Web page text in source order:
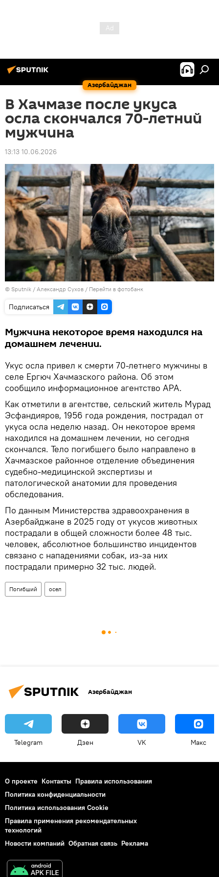
Азербайджан
В Хачмазе после укуса
осла скончался 70-летний
мужчина
13:13 10.06.2026
© Sputnik / Александр Сухов / Перейти в фотобанк
Подписаться
Мужчина некоторое время находился на
домашнем лечении.
Укус осла привел к смерти 70-летнего мужчины в
селе Ергюч Хачмазского района. Об этом
сообщило информационное агентство APA.
Как отметили в агентстве, сельский житель Мурад
Эсфандияров, 1956 года рождения, пострадал от
укуса осла неделю назад. Он некоторое время
находился на домашнем лечении, но сегодня
скончался. Тело погибшего было направлено в
Хачмазское районное отделение объединения
судебно-медицинской экспертизы и
патологической анатомии для проведения
обследования.
По данным Министерства здравоохранения в
Азербайджане в 2025 году от укусов животных
пострадали в общей сложности более 48 тыс.
человек, абсолютное большинство инцидентов
связано с нападениями собак, из-за них
пострадали примерно 32 тыс. людей.
Погибший осел
Азербайджан
Telegram Дзен VK Макс
О проекте Контакты Правила использования
Политика конфиденциальности
Политика использования Cookie
Правила применения рекомендательных
технологий
Новости компаний Обратная связь Реклама